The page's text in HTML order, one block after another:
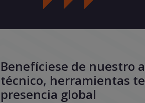
Benefíciese de nuestro
técnico, herramientas
presencia global